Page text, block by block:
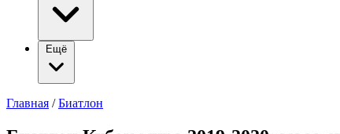
Ещё
Главная / Биатлон